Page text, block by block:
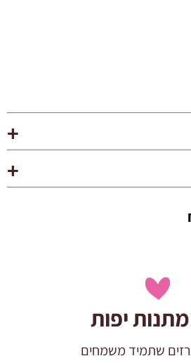
יפות
שתמיד משמחים